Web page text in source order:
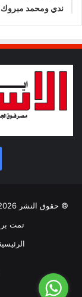
ندي ومحمد مبروك
© حقوق النشر 2026، جميع الحقوق محفوظة |
تمت